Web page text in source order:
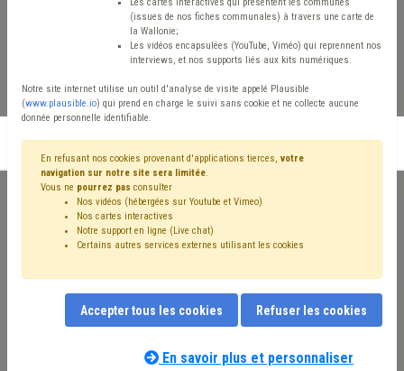
le dispositif et
l’accompagnement
S'inscrire en liste d'attente
La mise à l’emploi via le contrat article 60 est une pratique
les pratiques divergent.
de chaque partie prenante afin d’optimaliser le dispositif et de
(issues de nos fiches communales) à travers une carte de
la Wallonie;
Les vidéos encapsulées (YouTube, Viméo) qui reprennent nos
interviews, et nos supports liés aux kits numériques.
Notre site internet utilise un outil d'analyse de visite appelé Plausible
(www.plausible.io) qui prend en charge le suivi sans cookie et ne collecte aucune
donnée personnelle identifiable.
En refusant nos cookies provenant d'applications tierces, votre
navigation sur notre site sera limitée.
Vous ne pourrez pas consulter
Nos vidéos (hébergées sur Youtube et Vimeo)
Nos cartes interactives
Notre support en ligne (Live chat)
Certains autres services externes utilisant les cookies
Accepter tous les cookies Refuser les cookies
En savoir plus et personnaliser